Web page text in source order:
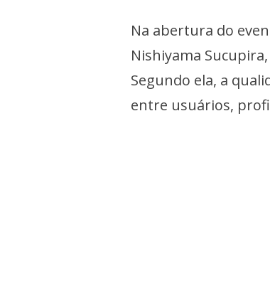
Na abertura do
Nishiyama
Segundo ela, a
entre usuários,